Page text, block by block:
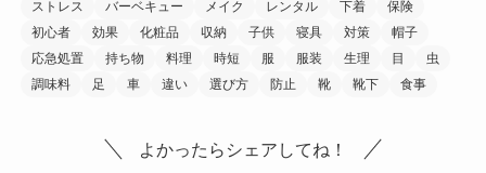
ストレス
バーベキュー メイク レンタル 下着
保険
初心者
効果 化粧品 収納 子供 寝具 対策
帽子
応急処置
持ち物 料理 時短 服 服装 生理 目
虫
調味料
足 車 違い 選び方 防止 靴 靴下 食事
よかったらシェアしてね！